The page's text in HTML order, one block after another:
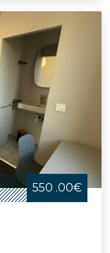
550 .00€